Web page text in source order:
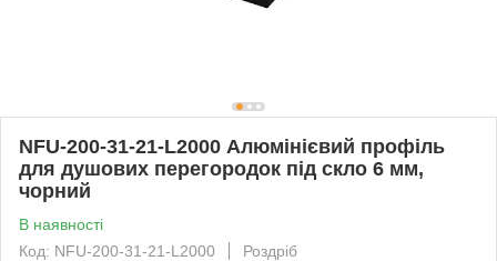
NFU-200-31-21-L2000 Алюмінієвий профіль
для душових перегородок під скло 6 мм,
чорний
В наявності
Код: NFU-200-31-21-L2000
Роздріб